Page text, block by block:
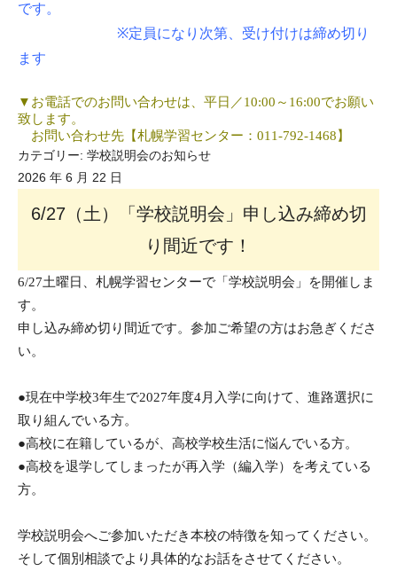
です。
※定員になり次第、受け付けは締め切り
ます
▼ お電話でのお問い合わせは、平日／10:00 ～ 16:00でお願い
致します。
お問い合わせ先【札幌学習センター： 011-792-1468 】
カテゴリー: 学校説明会のお知らせ
2026 年 6 月 22 日
6/27（土）「学校説明会」申し込み締め切
り間近です！
6/27土曜日、札幌学習センターで 「学校説明会」を開催しま
す。
申し込み締め切り間近です。参加ご希望の方はお急ぎくださ
い。
●現在中学校3年生で2027年度4月入学に向けて、進路選択に
取り組んでいる方。
●高校に在籍しているが、高校学校生活に悩んでいる方。
●高校を退学してしまったが再入学（編入学）を考えている
方。
学校説明会へご参加いただき本校の特徴を知ってください。
そして個別相談でより具体的なお話をさせてください。